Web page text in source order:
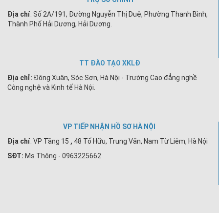
Địa chỉ: Số 2A/191, Đường Nguyễn Thị Duệ, Phường Thanh Bình,
Thành Phố Hải Dương, Hải Dương.
TT ĐÀO TẠO XKLĐ
Địa chỉ: Đông Xuân, Sóc Sơn, Hà Nội - Trường Cao đẳng nghề
Công nghệ và Kinh tế Hà Nội.
VP TIẾP NHẬN HỒ SƠ HÀ NỘI
Địa chỉ: VP Tầng 15 , 48 Tố Hữu, Trung Văn, Nam Từ Liêm, Hà Nội
SĐT: Ms Thông - 0963225662